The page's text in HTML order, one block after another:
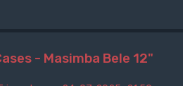
- Masimba Bele 12"